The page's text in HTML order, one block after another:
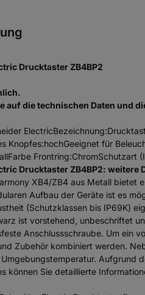
Drucktaster ZB4BP2
auf die technischen Daten und
Knopfes:hochGeeignet für
Frontring:ChromSchutzart
Drucktaster ZB4BP2: weitere
XB4/ZB4 aus Metall bietet
Aufbau der Geräte ist es
(Schutzklassen bis IP69K)
ist vorstehend, unbeschriftet
Anschlussschraube. Um ein
Zubehör kombiniert werden.
Aufgrund
können Sie detaillierte